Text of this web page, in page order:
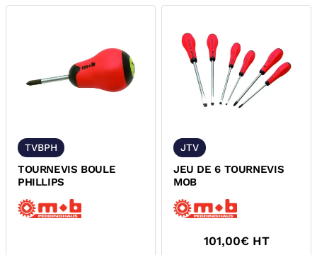
TVBPH
TOURNEVIS BOULE
PHILLIPS
JTV
JEU DE 6 TOURNEVIS
MOB
101,00€ HT